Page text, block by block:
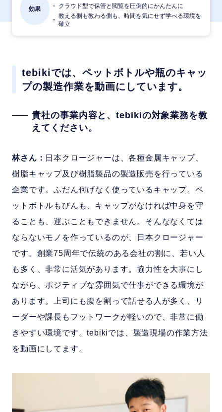
効果
クラウド型で保管と閲覧を圧倒的にかんたんに
教える側も教わる側も、時間を気にせず学べる環境を
確立
tebikiでは、ペットボトルや瓶のキャッ
プの製造作業を動画にしています。
貴社の事業内容と、tebikiの対象業務を教
えてください。
林さん： 日本クロージャーは、各種金属キャップ、
樹脂キャップ及び樹脂製品の製造販売を行っている
企業です。ふだん何げなく使っているキャップ。ペ
ットボトルもびんも、キャップがなければ中身を守
ることも、運ぶこともできません。そんななくては
ならないモノを作っているのが、日本クロージャー
です。創業75周年で伝統のある会社の割に、若い人
も多く、非常に活気があります。協力性を大事にし
ながら、ポジティブな雰囲気で仕事ができる環境が
あります。上司にも腹を割って話せる人が多く、リ
ーダーや課長もフットワークが軽いので、非常に働
きやすい環境です。tebikiでは、製造現場の作業方法
を動画にしてます。